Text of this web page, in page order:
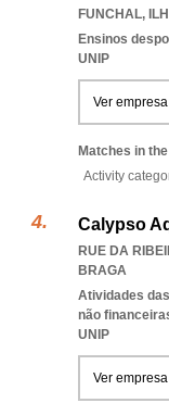
FUNCHAL,
Ensinos
UNIP
Ver empresa
Matches in
Activity
Calypso
RUE DA
BRAGA
Atividades
não
UNIP
Ver empresa